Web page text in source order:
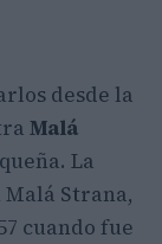
desde la
Malá
La
Strana,
cuando fue